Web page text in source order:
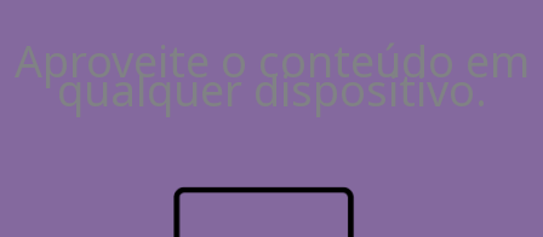
Aproveite o conteúdo em
qualquer dispositivo.